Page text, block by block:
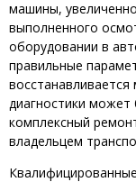
машины,
выполненного
оборудовании в
правильные
диагностики
комплексный
владельцем